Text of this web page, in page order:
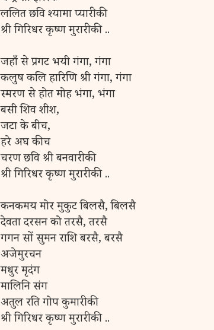
ललित छवि श्यामा प्यारी की
श्री गिरिधर कृष्ण मुरारी की ..
जहाँ से प्रगट भयी गंगा, गंगा
कलुष कलि हारिणि श्री गंगा, गंगा
स्मरण से होत मोह भंगा, भंगा
बसी शिव शीश,
जटा के बीच,
हरे अघ कीच
चरण छवि श्री बनवारी की
श्री गिरिधर कृष्ण मुरारी की ..
कनकमय मोर मुकुट बिलसै, बिलसै
देवता दरसन को तरसै, तरसै
गगन सों सुमन राशि बरसै, बरसै
अजेमुरचन
मधुर मृदंग
मालिनि संग
अतुल रति गोप कुमारी की
श्री गिरिधर कृष्ण मुरारी की ..